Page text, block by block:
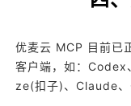
优麦云 MCP 目前已
客户端，如：
ze(扣子)、Claude、